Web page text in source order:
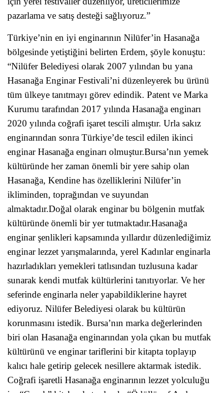
pazarlama ve satış desteği sağlıyoruz.”
Türkiye’nin en iyi enginarının Nilüfer’in Hasanağa
bölgesinde yetiştiğini belirten Erdem, şöyle konuştu:
“Nilüfer Belediyesi olarak 2007 yılından bu yana
Hasanağa Enginar Festivali’ni düzenleyerek bu ürünü
tüm ülkeye tanıtmayı görev edindik. Patent ve Marka
Kurumu tarafından 2017 yılında Hasanağa enginarı
2020 yılında coğrafi işaret tescili almıştır. Urla sakız
enginarından sonra Türkiye’de tescil edilen ikinci
enginar Hasanağa enginarı olmuştur.Bursa’nın yemek
kültüründe her zaman önemli bir yere sahip olan
Hasanağa, Kendine has özelliklerini Nilüfer’in
ikliminden, toprağından ve suyundan
almaktadır.Doğal olarak enginar bu bölgenin mutfak
kültüründe önemli bir yer tutmaktadır.Hasanağa
enginar şenlikleri kapsamında yıllardır düzenlediğimiz
enginar lezzet yarışmalarında, yerel Kadınlar enginarla
hazırladıkları yemekleri tatlısından tuzlusuna kadar
sunarak kendi mutfak kültürlerini tanıtıyorlar. Ve her
seferinde enginarla neler yapabildiklerine hayret
ediyoruz. Nilüfer Belediyesi olarak bu kültürün
korunmasını istedik. Bursa’nın marka değerlerinden
biri olan Hasanağa enginarından yola çıkan bu mutfak
kültürünü ve enginar tariflerini bir kitapta toplayıp
kalıcı hale getirip gelecek nesillere aktarmak istedik.
Coğrafi işaretli Hasanağa enginarının lezzet yolculuğu